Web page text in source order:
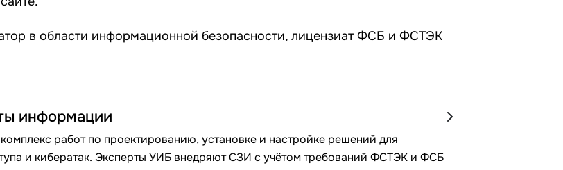
в области информационной безопасности, лицензиат ФСБ и ФСТЭК
информации
работ по проектированию, установке и настройке решений для
и кибератак. Эксперты УИБ внедряют СЗИ с учётом требований ФСТЭК и ФСБ